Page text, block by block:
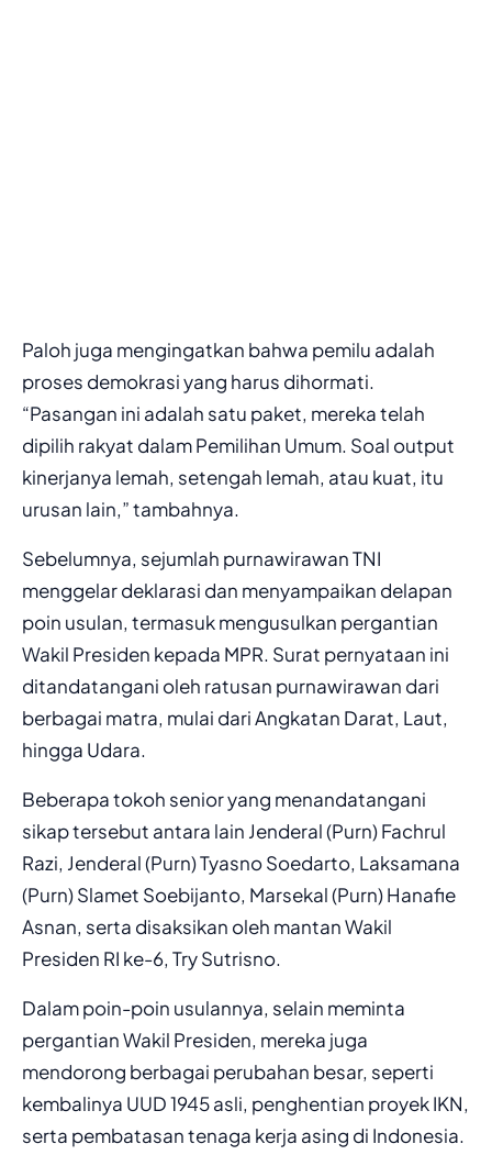
Paloh juga mengingatkan bahwa pemilu adalah
proses demokrasi yang harus dihormati.
“Pasangan ini adalah satu paket, mereka telah
dipilih rakyat dalam Pemilihan Umum. Soal output
kinerjanya lemah, setengah lemah, atau kuat, itu
urusan lain,” tambahnya.
Sebelumnya, sejumlah purnawirawan TNI
menggelar deklarasi dan menyampaikan delapan
poin usulan, termasuk mengusulkan pergantian
Wakil Presiden kepada MPR. Surat pernyataan ini
ditandatangani oleh ratusan purnawirawan dari
berbagai matra, mulai dari Angkatan Darat, Laut,
hingga Udara.
Beberapa tokoh senior yang menandatangani
sikap tersebut antara lain Jenderal (Purn) Fachrul
Razi, Jenderal (Purn) Tyasno Soedarto, Laksamana
(Purn) Slamet Soebijanto, Marsekal (Purn) Hanafie
Asnan, serta disaksikan oleh mantan Wakil
Presiden RI ke-6, Try Sutrisno.
Dalam poin-poin usulannya, selain meminta
pergantian Wakil Presiden, mereka juga
mendorong berbagai perubahan besar, seperti
kembalinya UUD 1945 asli, penghentian proyek IKN,
serta pembatasan tenaga kerja asing di Indonesia.